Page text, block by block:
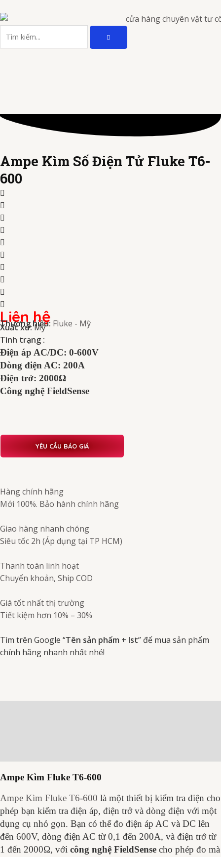
tới
dung
kiếm
TÌM
KIẾM
Ampe Kìm Số Điện Tử Fluke T6-
600
Liên hệ
Thương hiệu: Fluke - Mỹ
Xuất xứ:Mỹ
Tình trạng :
Điện áp AC/DC: 0-600V
Dòng điện AC: 200A
Điện trở: 2000Ω
Công nghệ FieldSense
YÊU CẦU BÁO GIÁ
Hàng chính hãng
Mới 100%. Bảo hành chính hãng
Giao hàng nhanh chóng
Siêu tốc 2h (Áp dụng tại TP HCM)
Thanh toán linh hoạt
Chuyển khoản, Ship COD
Giá tốt nhất thị trường
Tiết kiệm hơn 10% – 30%
Tìm trên Google “Tên sản phẩm + Ist” để mua sản phẩm
chính hãng nhanh nhất nhé!
Ampe Kìm Fluke T6-600
Ampe Kìm Fluke T6-600 là một thiết bị kiểm tra điện cho
phép bạn kiểm tra điện áp, điện trở và dòng điện với một
dụng cụ nhỏ gọn. Bạn có thể đo điện áp AC và DC lên
đến 600V, dòng điện AC từ 0,1 đến 200A, và điện trở từ
1 đến 2000Ω, với công nghệ FieldSense cho phép đo mà